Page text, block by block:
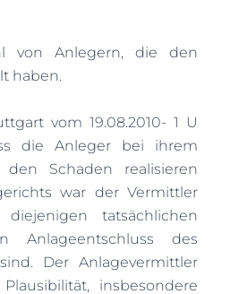
von Anlegern, die den
haben.
vom 19.08.2010- 1 U
die Anleger bei ihrem
Schaden realisieren
war der Vermittler
tatsächlichen
des
Der Anlagevermittler
insbesondere